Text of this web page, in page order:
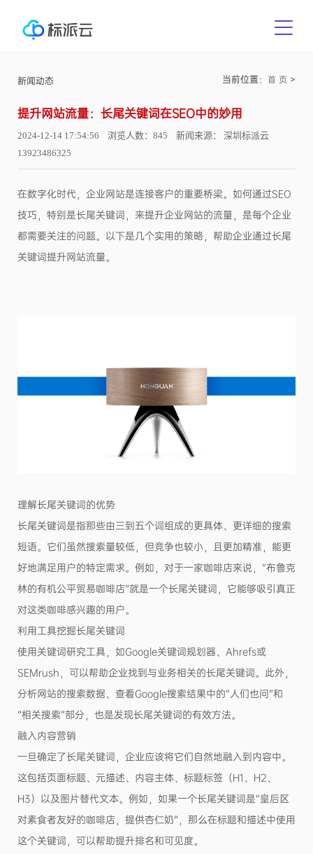
新闻动态 当前位置： 首 页 >
提升网站流量：长尾关键词在SEO中的妙用
2024-12-14 17:54:56 浏览人数：845 新闻来源： 深圳标派云
13923486325
在数字化时代，企业网站是连接客户的重要桥梁。如何通过SEO
技巧，特别是长尾关键词，来提升企业网站的流量，是每个企业
都需要关注的问题。以下是几个实用的策略，帮助企业通过长尾
关键词提升网站流量。
理解长尾关键词的优势
长尾关键词是指那些由三到五个词组成的更具体、更详细的搜索
短语。它们虽然搜索量较低，但竞争也较小，且更加精准，能更
好地满足用户的特定需求。例如，对于一家咖啡店来说，“布鲁克
林的有机公平贸易咖啡店”就是一个长尾关键词，它能够吸引真正
对这类咖啡感兴趣的用户。
利用工具挖掘长尾关键词
使用关键词研究工具，如Google关键词规划器、Ahrefs或
SEMrush，可以帮助企业找到与业务相关的长尾关键词。此外，
分析网站的搜索数据、查看Google搜索结果中的“人们也问”和
“相关搜索”部分，也是发现长尾关键词的有效方法。
融入内容营销
一旦确定了长尾关键词，企业应该将它们自然地融入到内容中。
这包括页面标题、元描述、内容主体、标题标签（H1、H2、
H3）以及图片替代文本。例如，如果一个长尾关键词是“皇后区
对素食者友好的咖啡店，提供杏仁奶”，那么在标题和描述中使用
这个关键词，可以帮助提升排名和可见度。